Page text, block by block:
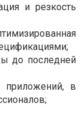
и резкость
до последней
приложений, в